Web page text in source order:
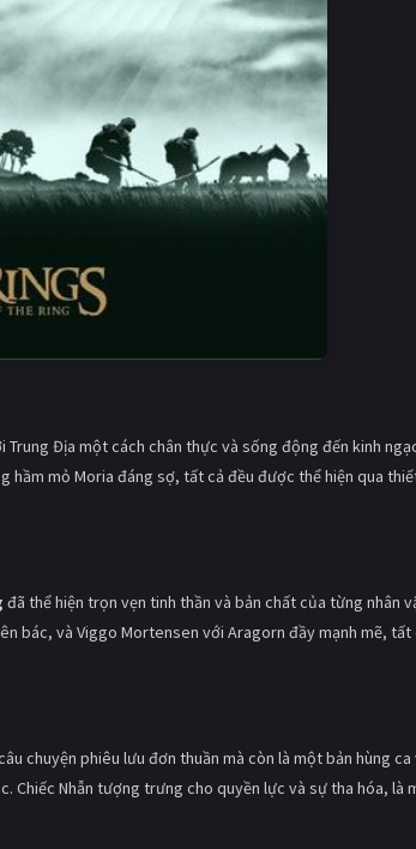
Trung Địa một cách chân thực và sống động đến kinh
hầm mỏ Moria đáng sợ, tất cả đều được thể hiện qua
đã thể hiện trọn vẹn tinh thần và bản chất của từng nhân
bác, và Viggo Mortensen với Aragorn đầy mạnh mẽ, tất
chuyện phiêu lưu đơn thuần mà còn là một bản hùng ca
Chiếc Nhẫn tượng trưng cho quyền lực và sự tha hóa, là